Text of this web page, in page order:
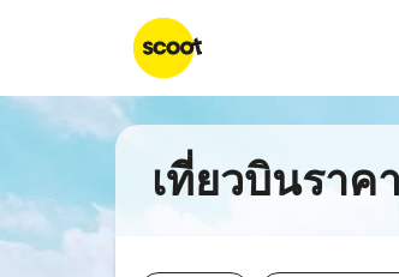
เที่ยวบินรา